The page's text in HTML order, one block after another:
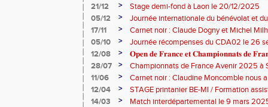
21/12
>
Stage demi-fond à Laon le 20/12/2025
05/12
>
Journée internationale du bénévolat et
17/11
>
Carnet noir : Claude Dogny et Michel
05/10
>
Journée récompenses du CDA02 le 26
12/08
>
𝐎𝐩𝐞𝐧 𝐝𝐞 𝐅𝐫𝐚𝐧𝐜𝐞 𝐞𝐭 𝐂𝐡𝐚𝐦𝐩𝐢𝐨𝐧𝐧𝐚𝐭𝐬 𝐝𝐞
28/07
>
Championnats de France Avenir 2025 à
11/06
>
Carnet noir : Claudine Moncomble nous
12/04
>
STAGE printanier BE-MI / Formation
14/03
>
Match interdépartemental le 9 mars